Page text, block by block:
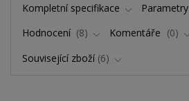
Kompletní specifikace
Parametry
Hodnocení
8 Komentáře
0
Související zboží 6